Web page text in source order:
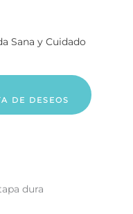
Sana y Cuidado
DE DESEOS
dura